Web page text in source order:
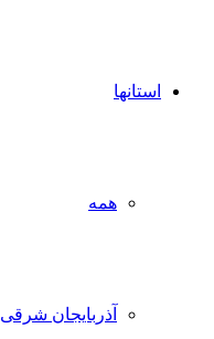
استانها
همه
آذربایجان شرقی